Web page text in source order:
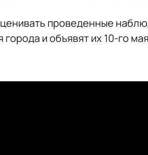
проведенные
и объявят их 10-го